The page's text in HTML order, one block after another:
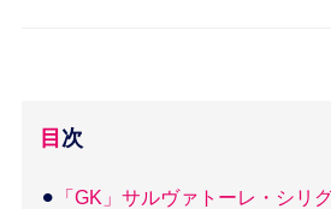
目次
⚫︎
「GK」サルヴァトーレ・シリ